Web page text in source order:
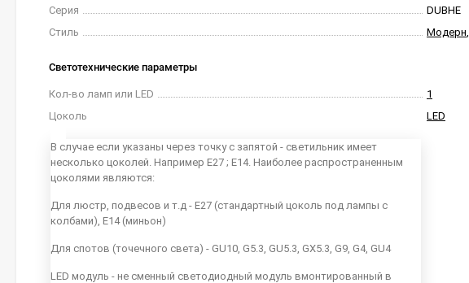
Серия
DUBHE
Стиль
Модерн,
Светотехнические параметры
Кол-во ламп или LED
1
Цоколь
В случае если указаны через точку с запятой - светильник имеет
несколько цоколей. Например E27 ; E14. Наиболее распространенным
цоколями являются:
Для люстр, подвесов и т.д - E27 (стандартный цоколь под лампы с
колбами), E14 (миньон)
Для спотов (точечного света) - GU10, G5.3, GU5.3, GX5.3, G9, G4, GU4
LED модуль - не сменный светодиодный модуль вмонтированный в
LED